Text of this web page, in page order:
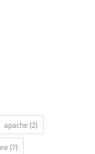
apache (2)
(7)